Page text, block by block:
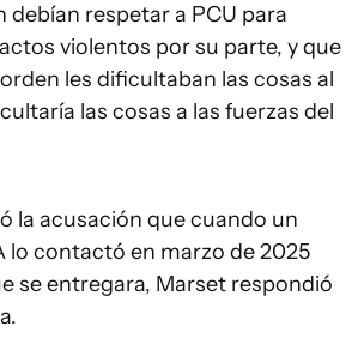
debían respetar a PCU para
violentos por su parte, y que
les dificultaban las cosas al
las cosas a las fuerzas del
la acusación que cuando un
lo contactó en marzo de 2025
se entregara, Marset respondió